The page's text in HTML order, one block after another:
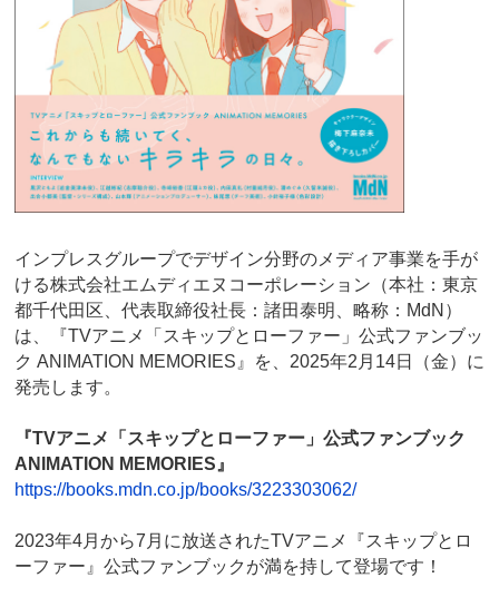
インプレスグループでデザイン分野のメディア事業を手が
ける株式会社エムディエヌコーポレーション（本社：東京
都千代田区、代表取締役社長：諸田泰明、略称：MdN）
は、『TVアニメ「スキップとローファー」公式ファンブッ
ク ANIMATION MEMORIES』を、2025年2月14日（金）に
発売します。
『TVアニメ「スキップとローファー」公式ファンブック
ANIMATION MEMORIES』
https://books.mdn.co.jp/books/3223303062/
2023年4月から7月に放送されたTVアニメ『スキップとロ
ーファー』公式ファンブックが満を持して登場です！